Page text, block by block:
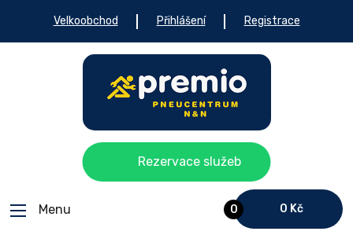
Velkoobchod Přihlášení Registrace
0 0 Kč
Menu
Rezervace služeb